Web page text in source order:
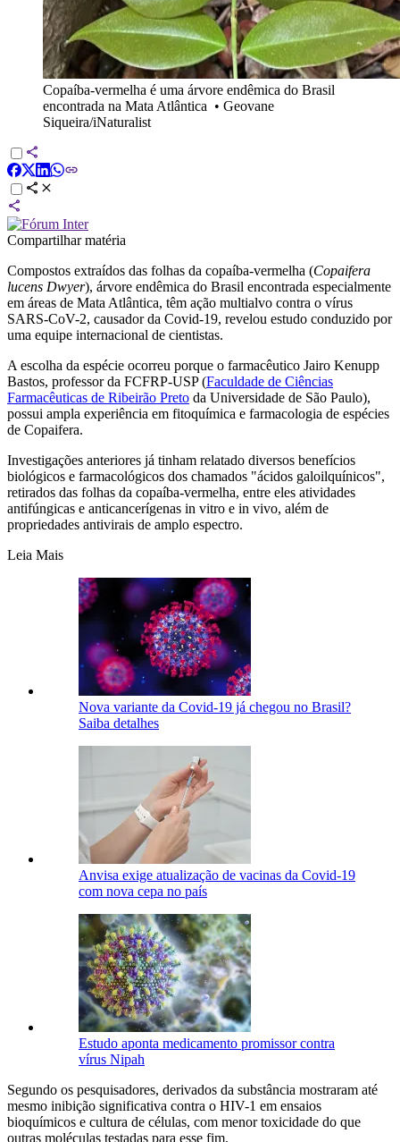
Copaíba-vermelha é uma árvore endêmica do Brasil
encontrada na Mata Atlântica • Geovane
Siqueira/iNaturalist
Compartilhar matéria
Compostos extraídos das folhas da copaíba-vermelha (Copaifera
lucens Dwyer), árvore endêmica do Brasil encontrada especialmente
em áreas de Mata Atlântica, têm ação multialvo contra o vírus
SARS-CoV-2, causador da Covid-19, revelou estudo conduzido por
uma equipe internacional de cientistas.
A escolha da espécie ocorreu porque o farmacêutico Jairo Kenupp
Bastos, professor da FCFRP-USP (Faculdade de Ciências
Farmacêuticas de Ribeirão Preto da Universidade de São Paulo),
possui ampla experiência em fitoquímica e farmacologia de espécies
de Copaifera.
Investigações anteriores já tinham relatado diversos benefícios
biológicos e farmacológicos dos chamados "ácidos galoilquínicos",
retirados das folhas da copaíba-vermelha, entre eles atividades
antifúngicas e anticancerígenas in vitro e in vivo, além de
propriedades antivirais de amplo espectro.
Leia Mais
Nova variante da Covid-19 já chegou no Brasil?
Saiba detalhes
Anvisa exige atualização de vacinas da Covid-19
com nova cepa no país
Estudo aponta medicamento promissor contra
vírus Nipah
Segundo os pesquisadores, derivados da substância mostraram até
mesmo inibição significativa contra o HIV-1 em ensaios
bioquímicos e cultura de células, com menor toxicidade do que
outras moléculas testadas para esse fim.